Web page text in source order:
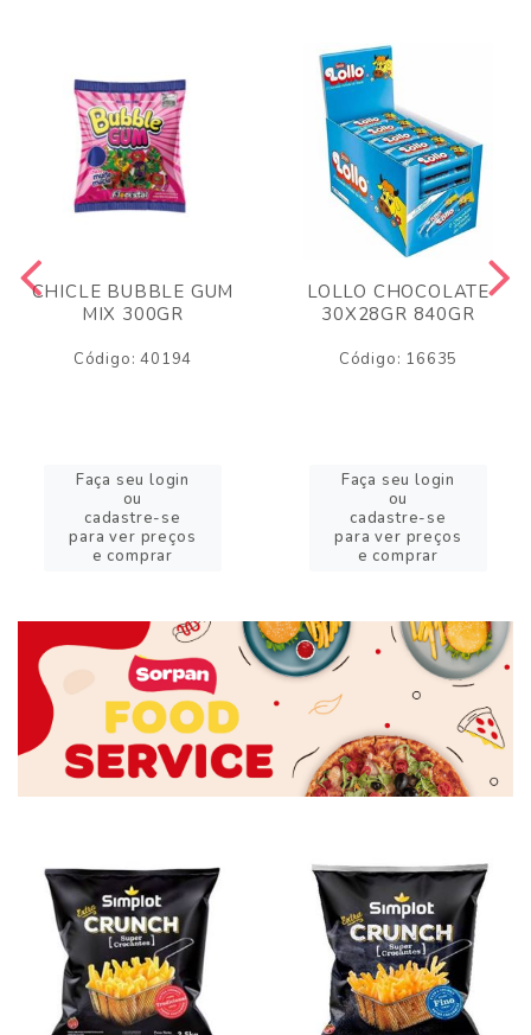
CHICLE BUBBLE GUM
MIX 300GR
Código: 40194
Faça seu login
ou
cadastre-se
para ver preços
e comprar
LOLLO CHOCOLATE
30X28GR 840GR
Código: 16635
Faça seu login
ou
cadastre-se
para ver preços
e comprar